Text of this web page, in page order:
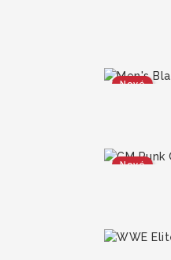
Nové
Nové